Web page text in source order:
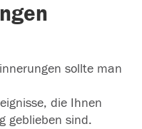
sollte man
die Ihnen
geblieben sind.